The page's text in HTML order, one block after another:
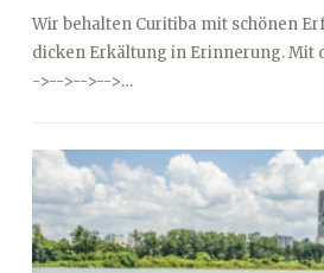
Wir behalten Curitiba mit schönen
dicken Erkältung in Erinnerung. Mit
->-->-->-->…